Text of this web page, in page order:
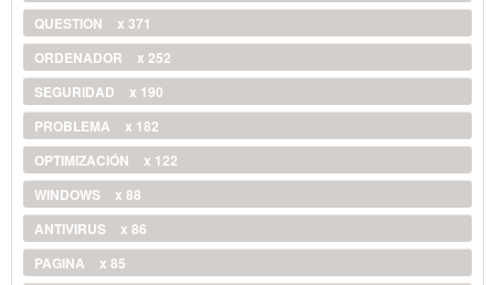
QUESTION
x 371
ORDENADOR
x 252
SEGURIDAD
x 190
PROBLEMA
x 182
OPTIMIZACIÓN
x 122
WINDOWS
x 88
ANTIVIRUS
x 86
PAGINA
x 85